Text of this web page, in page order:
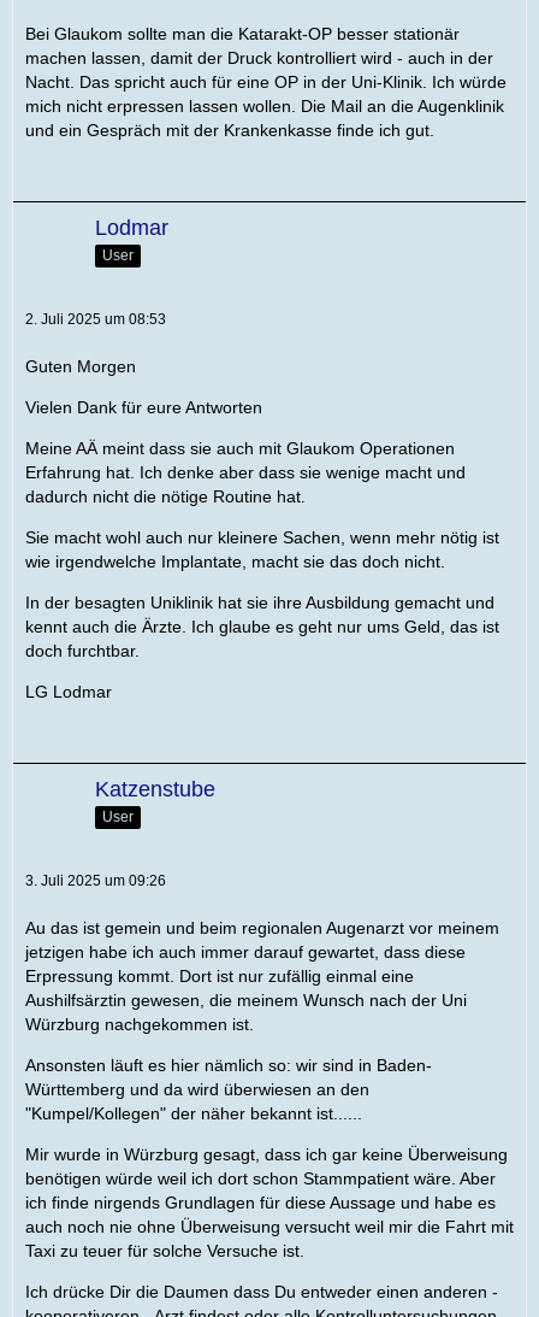
Bei Glaukom sollte man die Katarakt-OP besser stationär
machen lassen, damit der Druck kontrolliert wird - auch in der
Nacht. Das spricht auch für eine OP in der Uni-Klinik. Ich würde
mich nicht erpressen lassen wollen. Die Mail an die Augenklinik
und ein Gespräch mit der Krankenkasse finde ich gut.
Lodmar
User
2. Juli 2025 um 08:53
Guten Morgen
Vielen Dank für eure Antworten
Meine AÄ meint dass sie auch mit Glaukom Operationen
Erfahrung hat. Ich denke aber dass sie wenige macht und
dadurch nicht die nötige Routine hat.
Sie macht wohl auch nur kleinere Sachen, wenn mehr nötig ist
wie irgendwelche Implantate, macht sie das doch nicht.
In der besagten Uniklinik hat sie ihre Ausbildung gemacht und
kennt auch die Ärzte. Ich glaube es geht nur ums Geld, das ist
doch furchtbar.
LG Lodmar
Katzenstube
User
3. Juli 2025 um 09:26
Au das ist gemein und beim regionalen Augenarzt vor meinem
jetzigen habe ich auch immer darauf gewartet, dass diese
Erpressung kommt. Dort ist nur zufällig einmal eine
Aushilfsärztin gewesen, die meinem Wunsch nach der Uni
Würzburg nachgekommen ist.
Ansonsten läuft es hier nämlich so: wir sind in Baden-
Württemberg und da wird überwiesen an den
"Kumpel/Kollegen" der näher bekannt ist......
Mir wurde in Würzburg gesagt, dass ich gar keine Überweisung
benötigen würde weil ich dort schon Stammpatient wäre. Aber
ich finde nirgends Grundlagen für diese Aussage und habe es
auch noch nie ohne Überweisung versucht weil mir die Fahrt mit
Taxi zu teuer für solche Versuche ist.
Ich drücke Dir die Daumen dass Du entweder einen anderen -